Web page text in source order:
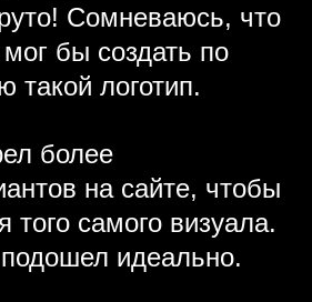
Сомневаюсь, что
бы создать по
такой логотип.
более
на сайте, чтобы
того самого визуала.
идеально.